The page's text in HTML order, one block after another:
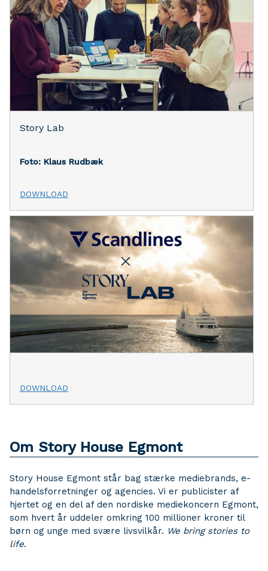
Story Lab
Foto: Klaus Rudbæk
DOWNLOAD
DOWNLOAD
Om Story House Egmont
Story House Egmont står bag stærke mediebrands, e-
handelsforretninger og agencies. Vi er publicister af
hjertet og en del af den nordiske mediekoncern Egmont,
som hvert år uddeler omkring 100 millioner kroner til
børn og unge med svære livsvilkår. We bring stories to
life.